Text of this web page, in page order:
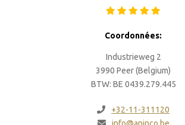
Coordonnées:
Industrieweg 2
3990 Peer (Belgium)
BTW: BE 0439.279.445
+32-11-311120